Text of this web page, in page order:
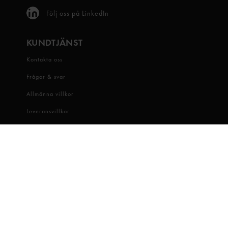
Följ oss på LinkedIn
KUNDTJÄNST
Kontakta oss
Frågor & svar
Allmänna villkor
Leveransvillkor